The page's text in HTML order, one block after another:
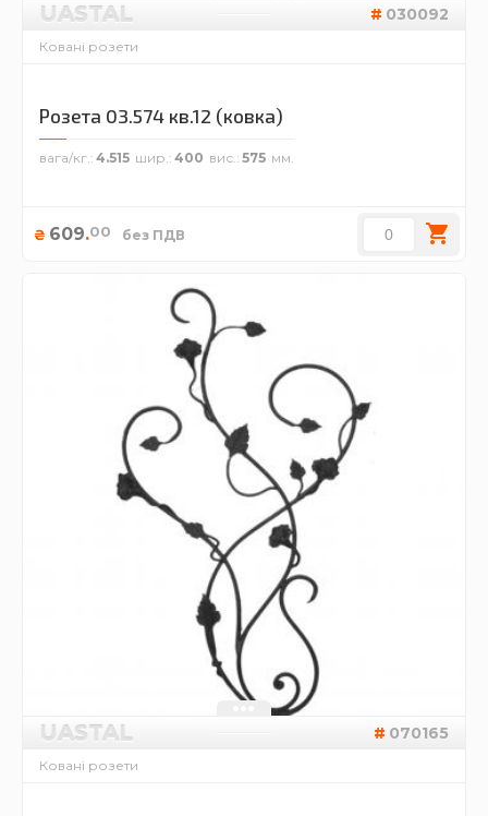
UASTAL 030092
Ковані розети
Розета 03.574 кв.12 (ковка)
вага/кг. 4.515 шир. 400 вис. 575
₴ 609.00 без ПДВ
UASTAL 070165
Ковані розети